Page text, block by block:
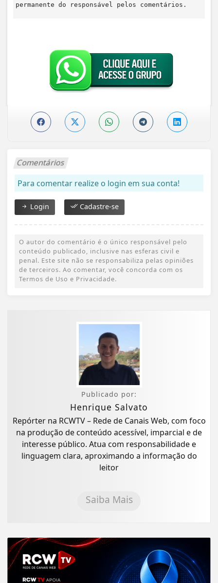
permanente do responsável pelos comentários.
Comentários
Para comentar realize o login em sua conta!
Login Cadastre-se
O autor do comentário é o único responsável pelo
conteúdo publicado, inclusive nas esferas civil e
penal. Este site não se responsabiliza pelas opiniões
de terceiros. Ao comentar, você concorda com os
Termos de Uso e Privacidade.
Publicado por:
Henrique Salvato
Repórter na RCWTV – Rede de Canais Web, com foco
na produção de conteúdo acessível, imparcial e de
interesse público. Atua com responsabilidade e
linguagem clara, aproximando a informação do
leitor
Saiba Mais